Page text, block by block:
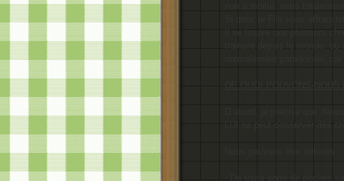
non à moitié, mais
Si donc le Fils vous
Il se trouve que plusieurs
trainent depuis le monde,
normalement paradoxale,
DE QUOI POUVONS-
D’abord, je précise que
LUI ne peut conserver des
Nous pouvons être délivrés :
- De toute sorte de péchés